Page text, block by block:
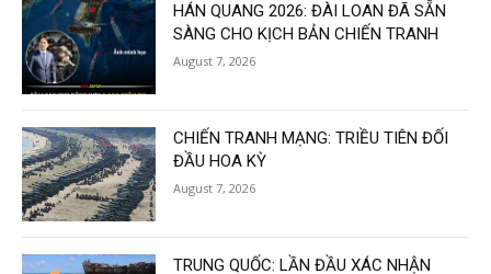
HÁN QUANG 2026: ĐÀI LOAN ĐÃ SẴN
SÀNG CHO KỊCH BẢN CHIẾN TRANH
August 7, 2026
CHIẾN TRANH MẠNG: TRIỀU TIÊN ĐỐI
ĐẦU HOA KỲ
August 7, 2026
TRUNG QUỐC: LẦN ĐẦU XÁC NHẬN